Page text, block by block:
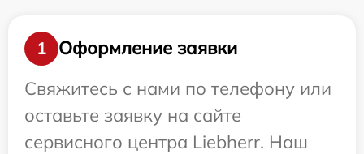
1
Оформление заявки
Свяжитесь с нами по телефону или
оставьте заявку на сайте
сервисного центра Liebherr. Наш